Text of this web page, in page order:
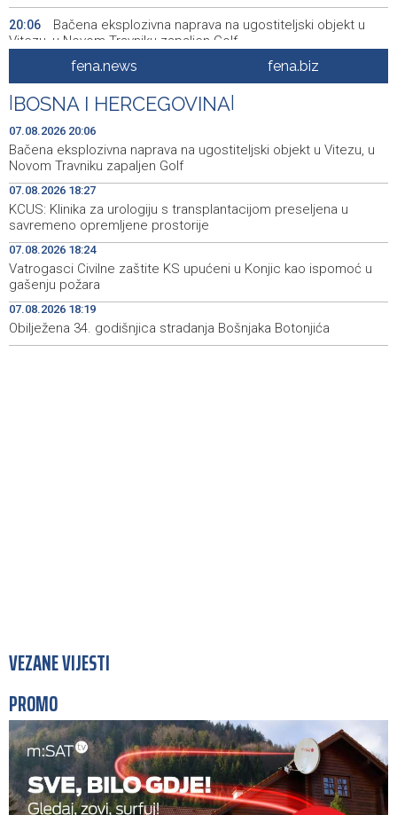
20:06
Bačena eksplozivna naprava na ugostiteljski objekt u
Vitezu, u Novom Travniku zapaljen Golf
Galerija ULUPUBiH otvara novu izlagačku sezonu,
predstavlja novi izlagački program
19:44 Faris Dževahirić novi nogometaš Veleža
19:21 Announcement of events for Saturday, 8 August 2026
19:10
Rudari Milanovića ubijedili da ode kući, Memčić se već
ponovo vratio u jamu 'Raspotočje'
19:03
Sarajevo Film Festival presents Kinoscope and
Kinoscope Surreal programs
19:00 Najave događaja za 8. 8. 2026. godine (subota)
fena.news fena.biz
BOSNA I HERCEGOVINA
07.08.2026 20:06
Bačena eksplozivna naprava na ugostiteljski objekt u Vitezu, u
Novom Travniku zapaljen Golf
07.08.2026 18:27
KCUS: Klinika za urologiju s transplantacijom preseljena u
savremeno opremljene prostorije
07.08.2026 18:24
Vatrogasci Civilne zaštite KS upućeni u Konjic kao ispomoć u
gašenju požara
07.08.2026 18:19
Obilježena 34. godišnjica stradanja Bošnjaka Botonjića
VEZANE VIJESTI
PROMO